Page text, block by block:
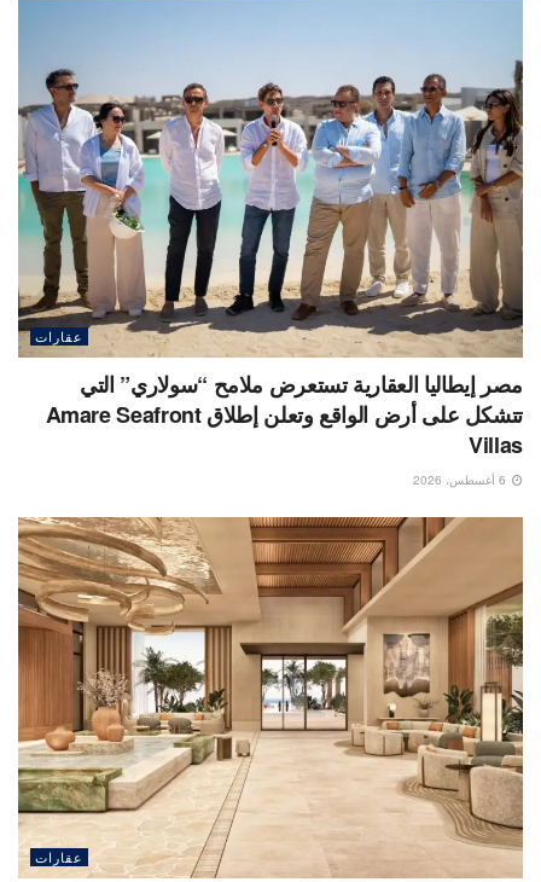
عقارات
مصر إيطاليا العقارية تستعرض ملامح “سولاري” التي
تتشكل على أرض الواقع وتعلن إطلاق Amare Seafront
Villas
عقارات